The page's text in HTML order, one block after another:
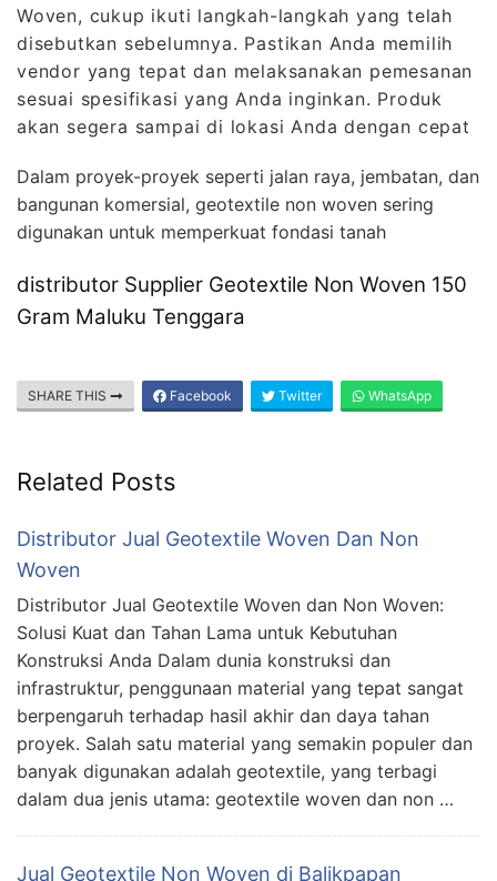
Woven, cukup ikuti langkah-langkah yang telah
disebutkan sebelumnya. Pastikan Anda memilih
vendor yang tepat dan melaksanakan pemesanan
sesuai spesifikasi yang Anda inginkan. Produk
akan segera sampai di lokasi Anda dengan cepat
Dalam proyek-proyek seperti jalan raya, jembatan, dan
bangunan komersial, geotextile non woven sering
digunakan untuk memperkuat fondasi tanah
distributor Supplier Geotextile Non Woven 150
Gram Maluku Tenggara
SHARE THIS Facebook Twitter WhatsApp
Related Posts
Distributor Jual Geotextile Woven Dan Non
Woven
Distributor Jual Geotextile Woven dan Non Woven:
Solusi Kuat dan Tahan Lama untuk Kebutuhan
Konstruksi Anda Dalam dunia konstruksi dan
infrastruktur, penggunaan material yang tepat sangat
berpengaruh terhadap hasil akhir dan daya tahan
proyek. Salah satu material yang semakin populer dan
banyak digunakan adalah geotextile, yang terbagi
dalam dua jenis utama: geotextile woven dan non …
Jual Geotextile Non Woven di Balikpapan